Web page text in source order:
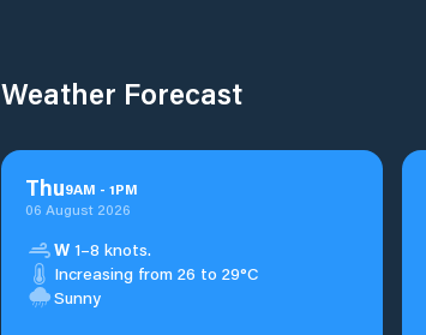
Weather Forecast
Thu9AM - 1PM
06 August 2026
W 1–8 knots.
Increasing from 26 to 29°C
Sunny